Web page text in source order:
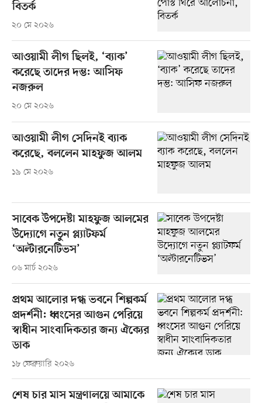
বিতর্ক
২০ মে ২০২৬
আওয়ামী লীগ ছিলই, ‘ব্যাক’
করেছে তাদের দম্ভ: আসিফ
নজরুল
২০ মে ২০২৬
আওয়ামী লীগ সেদিনই ব্যাক
করেছে, বললেন মাহফুজ আলম
১৯ মে ২০২৬
সাবেক উপদেষ্টা মাহফুজ আলমের
উদ্যোগে নতুন প্ল্যাটফর্ম
‘অল্টারনেটিভস’
০৬ মার্চ ২০২৬
প্রথম আলোর দগ্ধ ভবনে শিল্পকর্ম
প্রদর্শনী: ধ্বংসের আগুন পেরিয়ে
স্বাধীন সাংবাদিকতার জন্য ঐক্যের
ডাক
১৮ ফেব্রুয়ারি ২০২৬
শেষ চার মাস মন্ত্রণালয়ে আমাকে